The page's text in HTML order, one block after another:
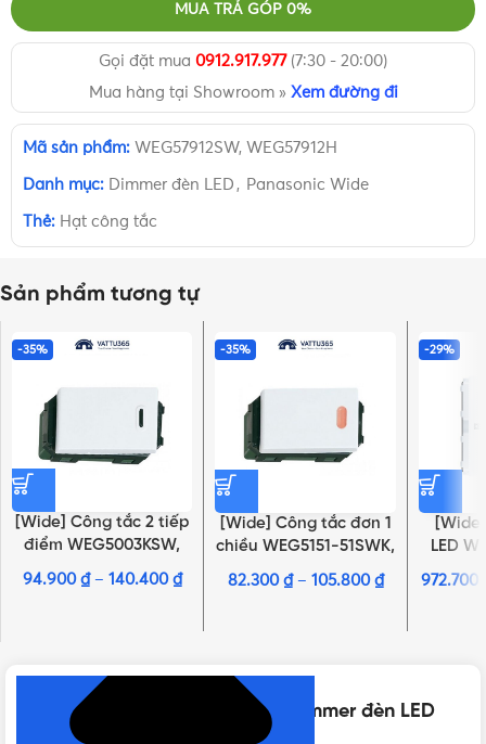
MUA TRẢ GÓP 0%
Gọi đặt mua 0912.917.977(7:30 - 20:00)
Mua hàng tại Showroom » Xem đường đi
Mã sản phẩm: WEG57912SW, WEG57912H
Danh mục: Dimmer đèn LED , Panasonic Wide
Thẻ: Hạt công tắc
Sản phẩm tương tự
-35%
[Wide] Công tắc 2 tiếp
điểm WEG5003KSW,
WEG5003KH
94.900 ₫– 140.400 ₫
-35%
[Wide] Công tắc đơn 1
chiều WEG5151-51SWK,
WEG51517SW,
WEG5151-51KH,
82.300 ₫– 105.800 ₫
-29%
LED
VN,
972.700
Thông số kỹ thuật của [Wide] Dimmer đèn LED